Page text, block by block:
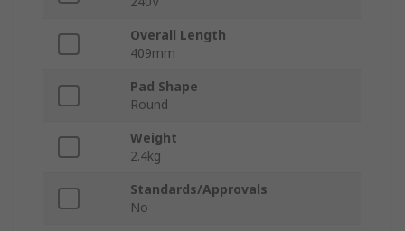
Overall Length
409mm
Pad Shape
Round
Weight
2.4kg
Standards/Approvals
No